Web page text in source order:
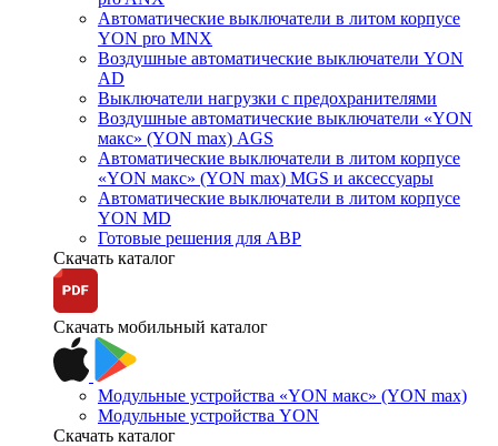
Автоматические выключатели в литом корпусе
YON pro MNX
Воздушные автоматические выключатели YON
AD
Выключатели нагрузки с предохранителями
Воздушные автоматические выключатели «YON
макс» (YON max) AGS
Автоматические выключатели в литом корпусе
«YON макс» (YON max) MGS и аксессуары
Автоматические выключатели в литом корпусе
YON MD
Готовые решения для АВР
Скачать каталог
Скачать мобильный каталог
Модульные устройства «YON макс» (YON max)
Модульные устройства YON
Скачать каталог